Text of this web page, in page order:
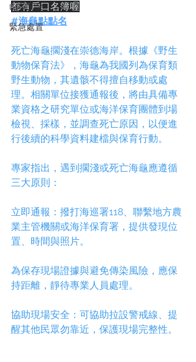
山域安全
緊急處置
都有戶口名簿喔
#海龜點點名
死亡海龜擱淺在崇德海岸。根據《野生
動物保育法》，海龜為我國列為保育類
野生動物，其遺骸不得擅自移動或處
理。相關單位接獲通報後，將由具備專
業資格之研究單位或海洋保育團體到場
檢視、採樣，並調查死亡原因，以便進
行後續的科學資料建檔與保育行動。
專家指出，遇到擱淺或死亡海龜應遵循
三大原則：
立即通報：撥打海巡署118、聯繫地方農
業主管機關或海洋保育署，提供發現位
置、時間與照片。
為保存現場證據與避免傳染風險，應保
持距離，靜待專業人員處理。
協助現場安全：可協助拉設警戒線、提
醒其他民眾勿靠近，保護現場完整性。